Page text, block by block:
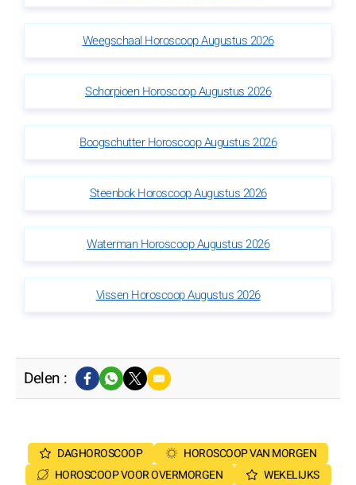
Weegschaal Horoscoop Augustus 2026
Schorpioen Horoscoop Augustus 2026
Boogschutter Horoscoop Augustus 2026
Steenbok Horoscoop Augustus 2026
Waterman Horoscoop Augustus 2026
Vissen Horoscoop Augustus 2026
Delen :
DAGHOROSCOOP
HOROSCOOP VAN MORGEN
HOROSCOOP VOOR OVERMORGEN
WEKELIJKS